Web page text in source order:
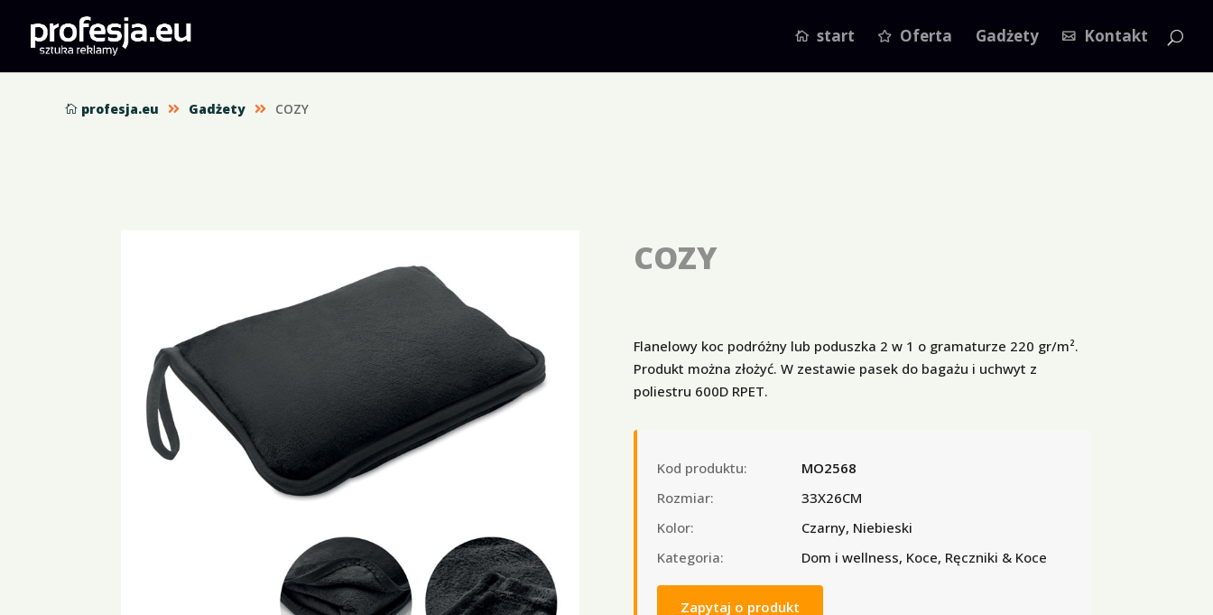
start Oferta Gadżety Kontakt
 profesja.eu  Gadżety  COZY
COZY
Flanelowy koc podróżny lub poduszka 2 w 1 o gramaturze 220 gr/m².
Produkt można złożyć. W zestawie pasek do bagażu i uchwyt z
poliestru 600D RPET.
Kod produktu:
MO2568
Rozmiar:
33X26CM
Kolor:
Czarny, Niebieski
Kategoria:
Dom i wellness, Koce, Ręczniki & Koce
Zapytaj o produkt